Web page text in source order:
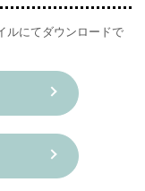
ルにてダウンロードで